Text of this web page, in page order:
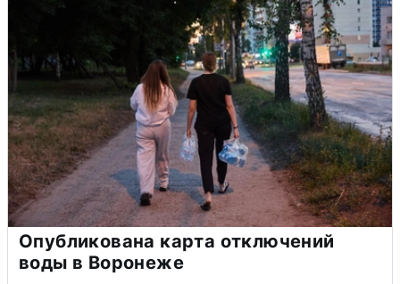
Опубликована карта отключений
воды в Воронеже